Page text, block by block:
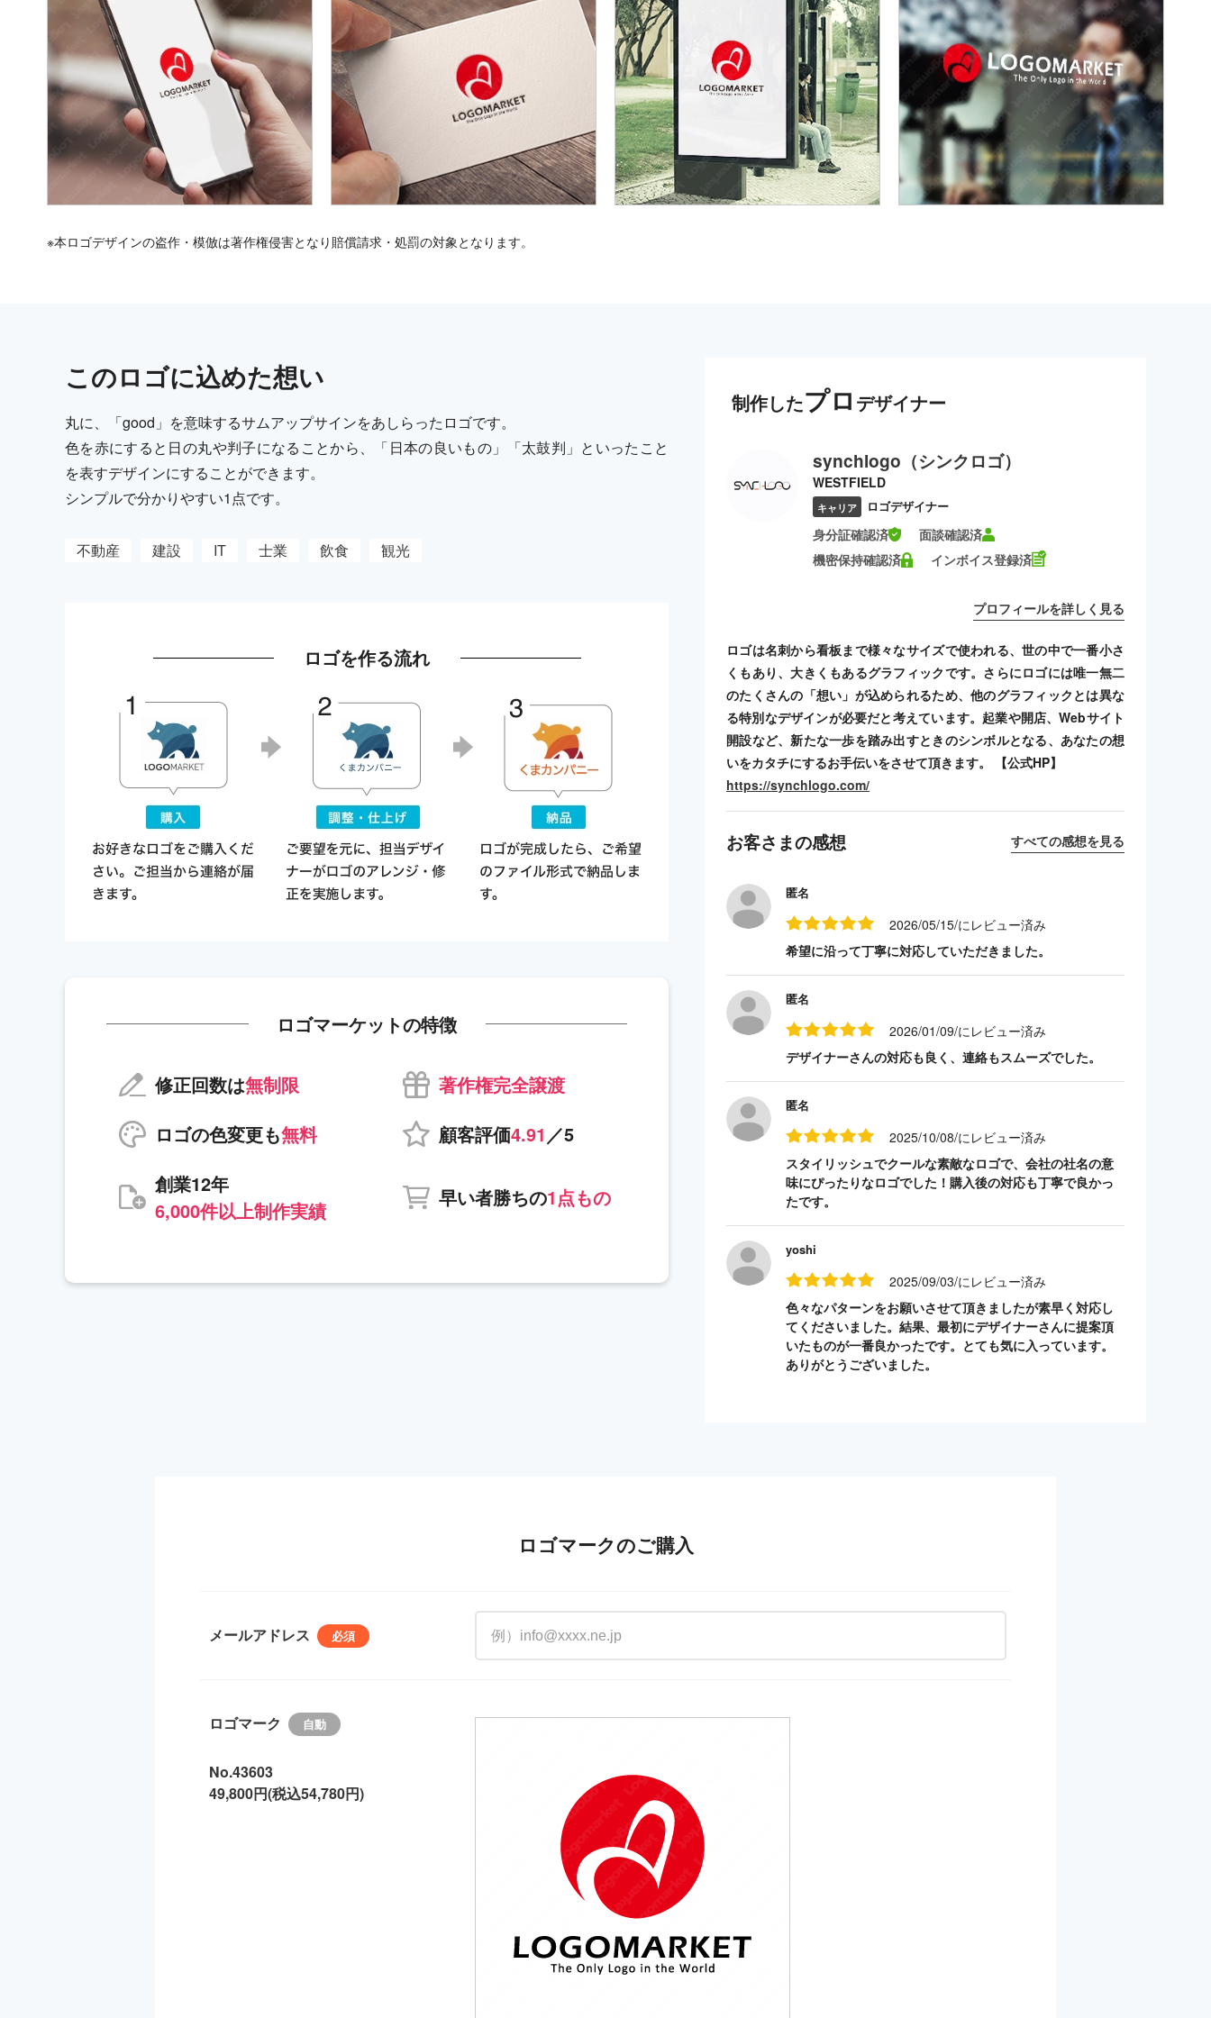
※本ロゴデザインの盗作・模倣は著作権侵害となり賠償請求・処罰の対象となります。
このロゴに込めた想い
丸に、「good」を意味するサムアップサインをあしらったロゴです。
色を赤にすると日の丸や判子になることから、「日本の良いもの」「太鼓判」といったこと
を表すデザインにすることができます。
シンプルで分かりやすい1点です。
不動産 建設 IT 士業 飲食 観光
ロゴを作る流れ
ロゴマーケットの特徴
修正回数は無制限
著作権完全譲渡
ロゴの色変更も無料 顧客評価4.91 ／5
創業12年
6,000件以上制作実績
早い者勝ちの1点もの
制作したプロ デザイナー
synchlogo（シンクロゴ）
WESTFIELD
キャリア ロゴデザイナー
身分証確認済
面談確認済
機密保持確認済
インボイス登録済
プロフィールを詳しく見る
ロゴは名刺から看板まで様々なサイズで使われる、世の中で一番小さ
くもあり、大きくもあるグラフィックです。さらにロゴには唯一無二
のたくさんの「想い」が込められるため、他のグラフィックとは異な
る特別なデザインが必要だと考えています。起業や開店、Webサイト
開設など、新たな一歩を踏み出すときのシンボルとなる、あなたの想
いをカタチにするお手伝いをさせて頂きます。 【公式HP】
https://synchlogo.com/
お客さまの感想 すべての感想を見る
匿名
2026/05/15/にレビュー済み
希望に沿って丁寧に対応していただきました。
匿名
2026/01/09/にレビュー済み
デザイナーさんの対応も良く、連絡もスムーズでした。
匿名
2025/10/08/にレビュー済み
スタイリッシュでクールな素敵なロゴで、会社の社名の意
味にぴったりなロゴでした！購入後の対応も丁寧で良かっ
たです。
yoshi
2025/09/03/にレビュー済み
色々なパターンをお願いさせて頂きましたが素早く対応し
てくださいました。結果、最初にデザイナーさんに提案頂
いたものが一番良かったです。とても気に入っています。
ありがとうございました。
ロゴマークのご購入
メールアドレス
ロゴマーク
No.43603
49,800円(税込54,780円)